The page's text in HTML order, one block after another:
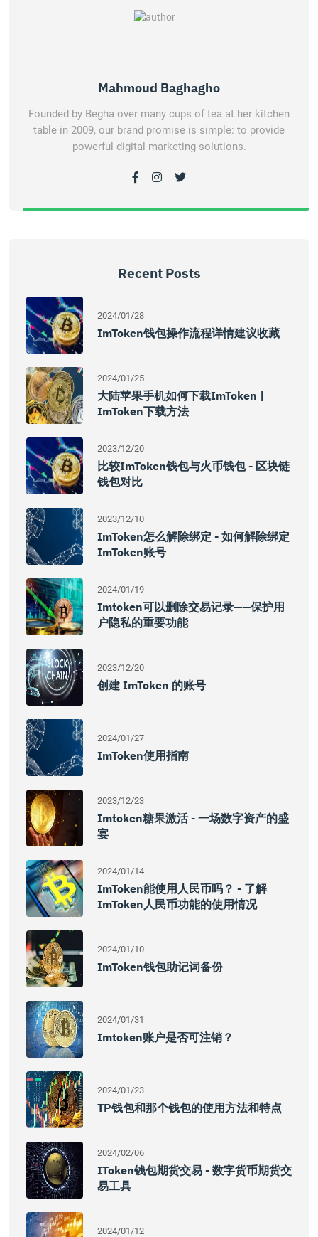
Mahmoud Baghagho
Founded by Begha over many cups of tea at her kitchen
table in 2009, our brand promise is simple: to provide
powerful digital marketing solutions.
Recent Posts
2024/01/28
ImToken钱包操作流程详情建议收藏
2024/01/25
大陆苹果手机如何下载imToken |
ImToken下载方法
2023/12/20
比较imToken钱包与火币钱包 - 区块链
钱包对比
2023/12/10
ImToken怎么解除绑定 - 如何解除绑定
ImToken账号
2024/01/19
Imtoken可以删除交易记录——保护用
户隐私的重要功能
2023/12/20
创建 ImToken 的账号
2024/01/27
ImToken使用指南
2023/12/23
Imtoken糖果激活 - 一场数字资产的盛
宴
2024/01/14
ImToken能使用人民币吗？ - 了解
ImToken人民币功能的使用情况
2024/01/10
ImToken钱包助记词备份
2024/01/31
Imtoken账户是否可注销？
2024/01/23
TP钱包和那个钱包的使用方法和特点
2024/02/06
IToken钱包期货交易 - 数字货币期货交
易工具
2024/01/12